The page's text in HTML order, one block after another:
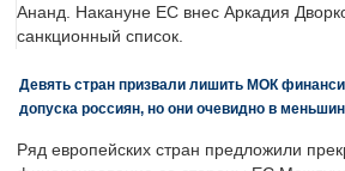
Ананд. Накануне ЕС внес Аркадия
санкционный список.
Девять стран призвали лишить МОК
допуска россиян, но они очевидно в
Ряд европейских стран предложили